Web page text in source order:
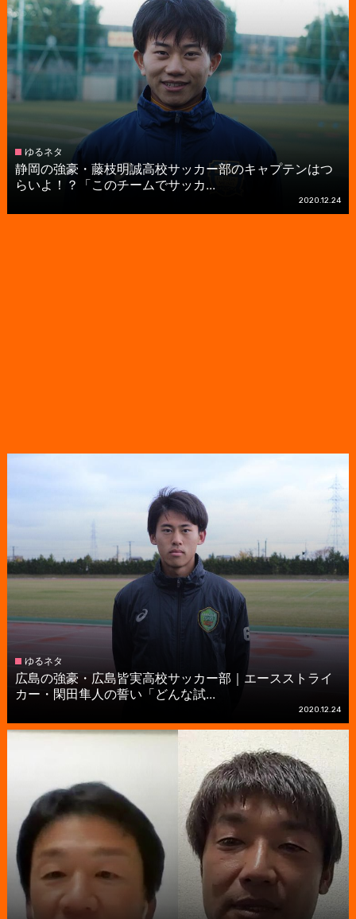
ゆるネタ
静岡の強豪・藤枝明誠高校サッカー部のキャプテンはつ
らいよ！？「このチームでサッカ...
2020.12.24
ゆるネタ
広島の強豪・広島皆実高校サッカー部｜エースストライ
カー・閑田隼人の誓い「どんな試...
2020.12.24